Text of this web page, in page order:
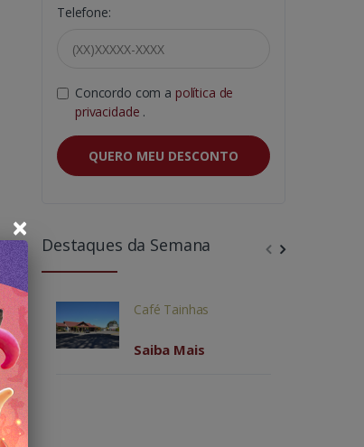
Telefone:
Concordo com a política de
privacidade .
QUERO MEU DESCONTO
Destaques da Semana
Café Tainhas
Saiba Mais
×